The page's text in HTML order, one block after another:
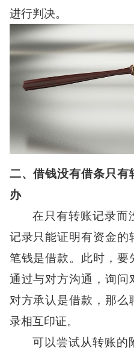
进行判决。
二、借钱没有借条只有
办
在只有转账记录而
记录只能证明有资金的
笔钱是借款。此时，要
通过与对方沟通，询问
对方承认是借款，那么
录相互印证。
可以尝试从转账的